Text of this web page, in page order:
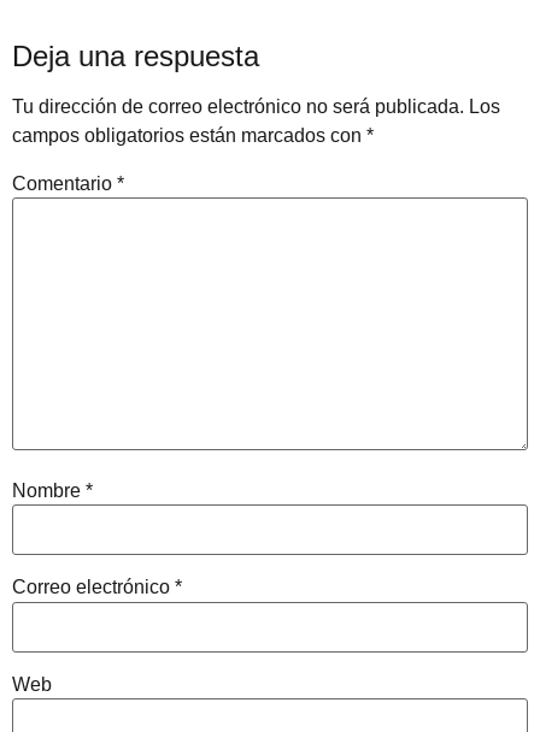
Deja una respuesta
Tu dirección de correo electrónico no será publicada. Los
campos obligatorios están marcados con *
Comentario *
Nombre *
Correo electrónico *
Web